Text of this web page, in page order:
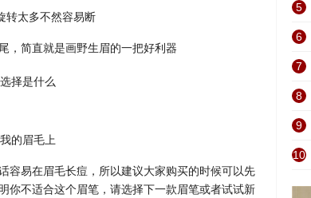
转太多不然容易断
，简直就是画野生眉的一把好利器
的眉毛上
容易在眉毛长痘，所以建议大家购买的时候可以先
你不适合这个眉笔，请选择下一款眉笔或者试试新
5
6
7
8
9
10